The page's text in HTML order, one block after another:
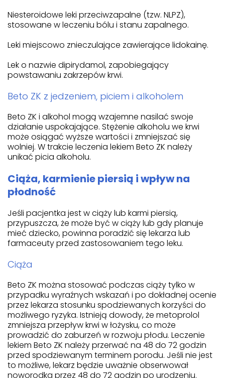
Niesteroidowe leki przeciwzapalne (tzw. NLPZ),
stosowane w leczeniu bólu i stanu zapalnego.
Leki miejscowo znieczulające zawierające lidokainę.
Lek o nazwie dipirydamol, zapobiegający
powstawaniu zakrzepów krwi.
Beto ZK z jedzeniem, piciem i alkoholem
Beto ZK i alkohol mogą wzajemne nasilać swoje
działanie uspokajające. Stężenie alkoholu we krwi
może osiągać wyższe wartości i zmniejszać się
wolniej. W trakcie leczenia lekiem Beto ZK należy
unikać picia alkoholu.
Ciąża, karmienie piersią i wpływ na
płodność
Jeśli pacjentka jest w ciąży lub karmi piersią,
przypuszcza, że może być w ciąży lub gdy planuje
mieć dziecko, powinna poradzić się lekarza lub
farmaceuty przed zastosowaniem tego leku.
Ciąża
Beto ZK można stosować podczas ciąży tylko w
przypadku wyraźnych wskazań i po dokładnej ocenie
przez lekarza stosunku spodziewanych korzyści do
możliwego ryzyka. Istnieją dowody, że metoprolol
zmniejsza przepływ krwi w łożysku, co może
prowadzić do zaburzeń w rozwoju płodu. Leczenie
lekiem Beto ZK należy przerwać na 48 do 72 godzin
przed spodziewanym terminem porodu. Jeśli nie jest
to możliwe, lekarz będzie uważnie obserwował
noworodka przez 48 do 72 godzin po urodzeniu.